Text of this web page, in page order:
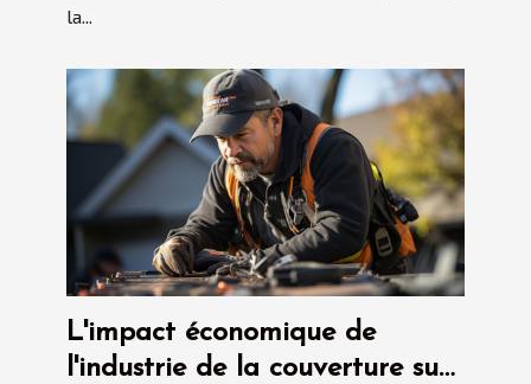
la...
L'impact économique de
l'industrie de la couverture sur